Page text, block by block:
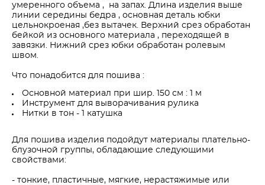
умеренного объема , на запах. Длина изделия выше
линии середины бедра , основная деталь юбки
цельнокроеная ,без вытачек. Верхний срез обработан
бейкой из основного материала , переходящей в
завязки. Нижний срез юбки обработан ролевым
швом.
Что понадобится для пошива :
Основной материал при шир. 150 см : 1 м
Инструмент для выворачивания рулика
Нитки в тон - 1 катушка
Для пошива изделия подойдут материалы плательно-
блузочной группы, обладающие следующими
свойствами:
- тонкие, пластичные, мягкие, нерастяжимые или